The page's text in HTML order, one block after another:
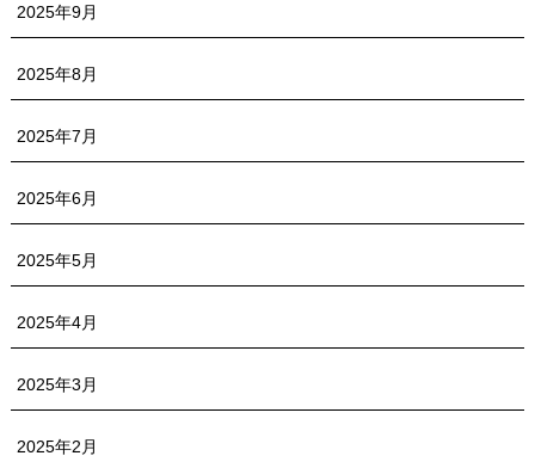
2025年9月
2025年8月
2025年7月
2025年6月
2025年5月
2025年4月
2025年3月
2025年2月